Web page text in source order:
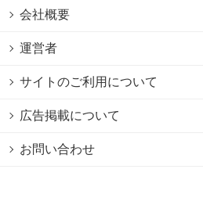
会社概要
運営者
サイトのご利用について
広告掲載について
お問い合わせ